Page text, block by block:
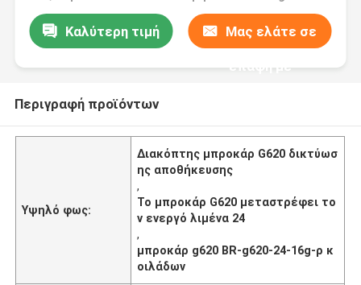
Καλύτερη τιμή Μας ελάτε σε
επαφή με
Περιγραφή προϊόντων
Υψηλό φως:
Διακόπτης μπροκάρ G620 δικτύωσ
ης αποθήκευσης
,
Το μπροκάρ G620 μεταστρέφει το
ν ενεργό λιμένα 24
,
μπροκάρ g620 BR-g620-24-16g-ρ κ
οιλάδων